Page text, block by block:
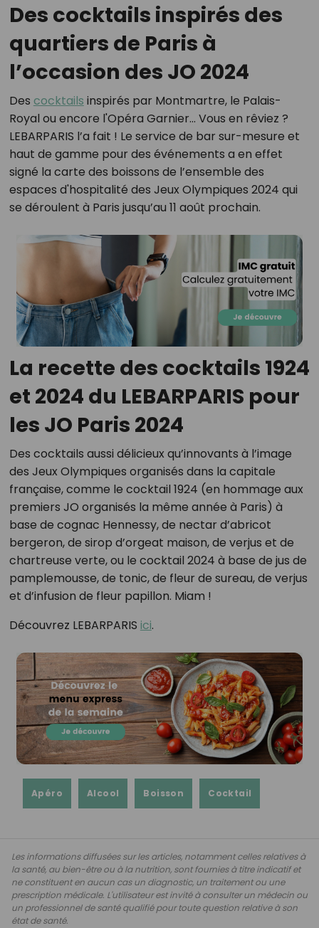
Des cocktails inspirés des
quartiers de Paris à
l’occasion des JO 2024
Des cocktails inspirés par Montmartre, le Palais-
Royal ou encore l'Opéra Garnier... Vous en rêviez ?
LEBARPARIS l’a fait ! Le service de bar sur-mesure et
haut de gamme pour des événements a en effet
signé la carte des boissons de l’ensemble des
espaces d'hospitalité des Jeux Olympiques 2024 qui
se déroulent à Paris jusqu’au 11 août prochain.
La recette des cocktails 1924
et 2024 du LEBARPARIS pour
les JO Paris 2024
Des cocktails aussi délicieux qu’innovants à l’image
des Jeux Olympiques organisés dans la capitale
française, comme le cocktail 1924 (en hommage aux
premiers JO organisés la même année à Paris) à
base de cognac Hennessy, de nectar d’abricot
bergeron, de sirop d’orgeat maison, de verjus et de
chartreuse verte, ou le cocktail 2024 à base de jus de
pamplemousse, de tonic, de fleur de sureau, de verjus
et d’infusion de fleur papillon. Miam !
Découvrez LEBARPARIS ici.
Apéro Alcool Boisson Cocktail
Les informations diffusées sur les articles, notamment celles relatives à
la santé, au bien-être ou à la nutrition, sont fournies à titre indicatif et
ne constituent en aucun cas un diagnostic, un traitement ou une
prescription médicale. L'utilisateur est invité à consulter un médecin ou
un professionnel de santé qualifié pour toute question relative à son
état de santé.